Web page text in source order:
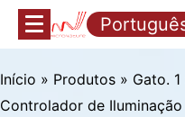
Pular
conteúdo
Início » Produtos » Gato. 1
Controlador de